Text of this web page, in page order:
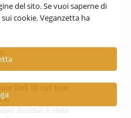
link di cui non
Animal è stata
del sito. Se vuoi saperne di
cookie. Veganzetta ha